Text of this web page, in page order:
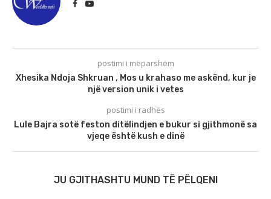
postimi i mëparshëm
Xhesika Ndoja Shkruan , Mos u krahaso me askënd, kur je
një version unik i vetes
postimi i radhës
Lule Bajra sotë feston ditëlindjen e bukur si gjithmonë sa
vjeqe është kush e dinë
JU GJITHASHTU MUND TË PËLQENI